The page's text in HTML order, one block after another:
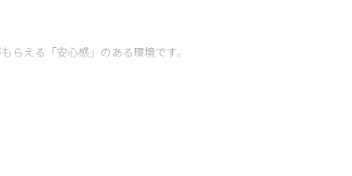
らえる「安心感」のある環境です。